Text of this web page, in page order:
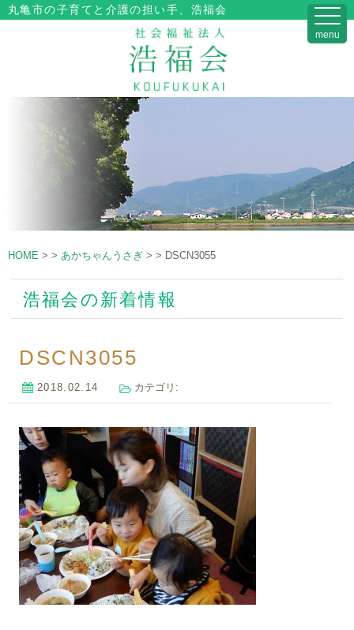
丸亀市の子育てと介護の担い手、浩福会
HOME > > あかちゃんうさぎ > > DSCN3055
浩福会の新着情報
DSCN3055
2018.02.14 カテゴリ:
menu